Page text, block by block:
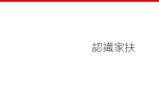
認識家扶